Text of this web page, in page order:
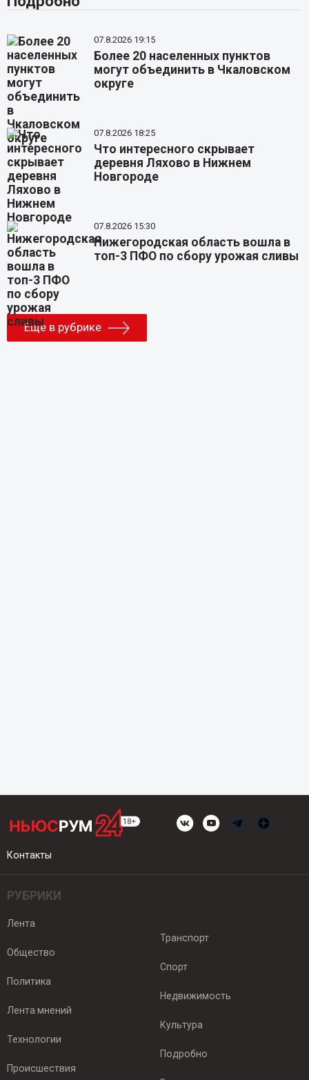
07.8.2026 19:15
Более 20 населенных пунктов
могут объединить в Чкаловском
округе
07.8.2026 18:25
Что интересного скрывает
деревня Ляхово в Нижнем
Новгороде
07.8.2026 15:30
Нижегородская область вошла в
топ-3 ПФО по сбору урожая сливы
Еще в рубрике
Контакты
РУБРИКИ
Лента
Общество
Политика
Лента мнений
Технологии
Происшествия
Транспорт
Спорт
Недвижимость
Культура
Подробно